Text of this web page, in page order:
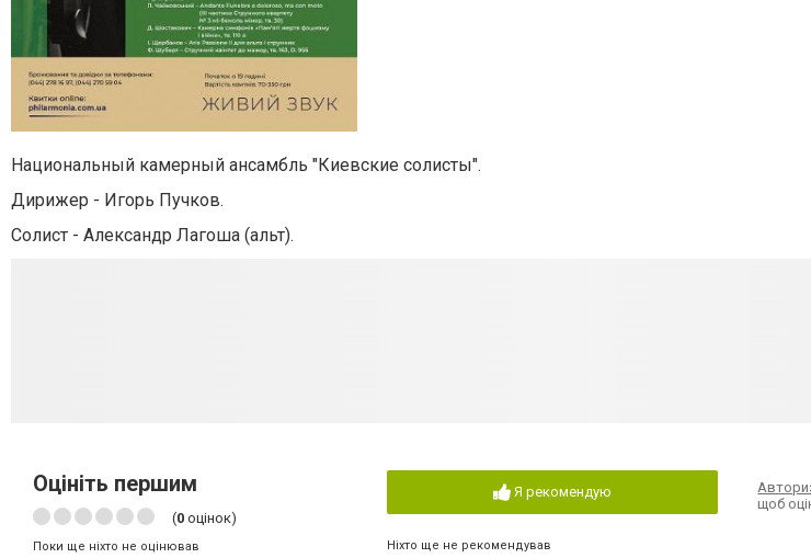
Национальный камерный ансамбль "Киевские солисты".
Дирижер - Игорь Пучков.
Солист - Александр Лагоша (альт).
Оцініть першим
(0 оцінок)
Поки ще ніхто не оцінював
Я рекомендую
Ніхто ще не рекомендував
щоб